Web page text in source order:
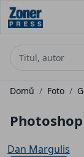
Domů / Foto /
Dan Margulis